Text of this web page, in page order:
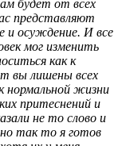
будет от всех
представляют
и осуждение. И все
мог изменить
как к
вы лишены всех
нормальной жизни
притеснений и
не то слово и
так то я готов